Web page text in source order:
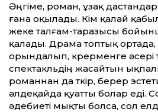
Әңгіме, роман, ұзақ дастандар
ғана оқылады. Кім қалай
жеке талғам-таразысы
қалады. Драма топтық ортада,
орындалып, көрерменге әсері
спектакльдің жасайтын
романнан да өткір, берер
әлдеқайда қуатты болар еді.
әдебиеті мықты болса, сол